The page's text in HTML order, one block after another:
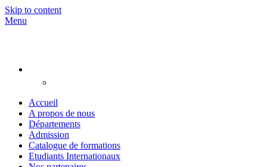
Skip to content
Menu
Accueil
A propos de nous
Départements
Admission
Catalogue de formations
Etudiants Internationaux